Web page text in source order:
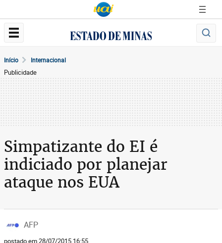
Início Internacional
Publicidade
Simpatizante do EI é
indiciado por planejar
ataque nos EUA
AFP
postado em 28/07/2015 16:55